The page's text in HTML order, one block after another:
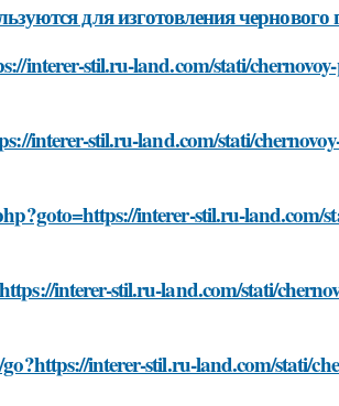
для изготовления чернового
interer-stil.ru-land.com/stati/
interer-stil.ru-land.com/stati/
interer-stil.ru-land.com/
interer-stil.ru-land.com/stati/
interer-stil.ru-land.com/stati/